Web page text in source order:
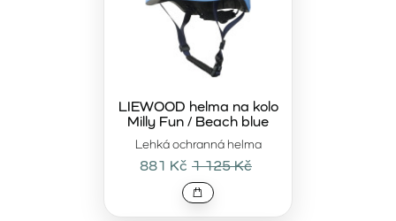
Lehká ochranná helma
LIEWOOD helma na kolo
Milly Fun / Beach blue
881 Kč 1 125 Kč